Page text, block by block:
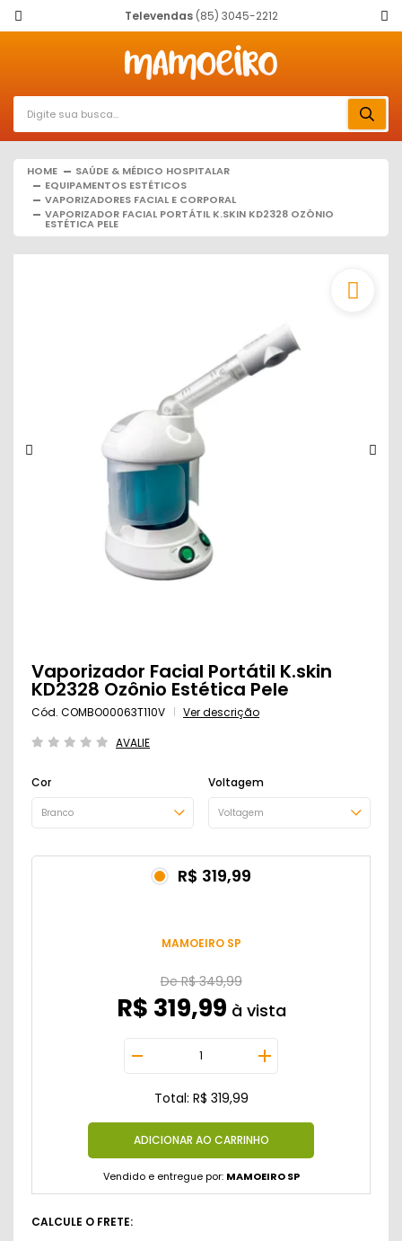
Televendas(85) 3045-2212
HOME
SAÚDE & MÉDICO HOSPITALAR
EQUIPAMENTOS ESTÉTICOS
VAPORIZADORES FACIAL E CORPORAL
VAPORIZADOR FACIAL PORTÁTIL K.SKIN KD2328 OZÔNIO
ESTÉTICA PELE
Vaporizador Facial Portátil K.skin
KD2328 Ozônio Estética Pele
Cód. COMBO00063T110V
Ver descrição
AVALIE
Cor Voltagem
R$ 319,99
MAMOEIRO SP
DeR$ 349,99
R$ 319,99
Total: R$ 319,99
Vendido e entregue por: MAMOEIRO SP